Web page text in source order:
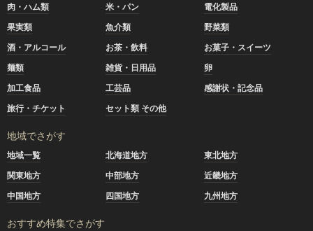
肉・ハム類 米・パン
電化製品
果実類
魚介類
野菜類
酒・アルコール
お茶・飲料
お菓子・スイーツ
麺類
雑貨・日用品
卵
加工食品
工芸品
感謝状・記念品
旅行・チケット
セット類 その他
地域でさがす
地域一覧 北海道地方
東北地方
関東地方
中部地方
近畿地方
中国地方
四国地方 九州地方
おすすめ特集でさがす